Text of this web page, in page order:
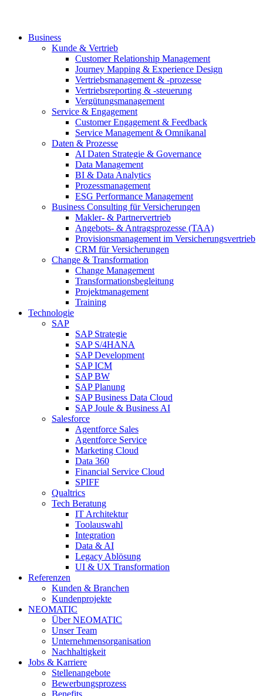
Business
Kunde & Vertrieb
Customer Relationship Management
Journey Mapping & Experience Design
Vertriebsmanagement & -prozesse
Vertriebsreporting & -steuerung
Vergütungsmanagement
Service & Engagement
Customer Engagement & Feedback
Service Management & Omnikanal
Daten & Prozesse
AI Daten Strategie & Governance
Data Management
BI & Data Analytics
Prozessmanagement
ESG Performance Management
Business Consulting für Versicherungen
Makler- & Partnervertrieb
Angebots- & Antragsprozesse (TAA)
Provisionsmanagement im Versicherungsvertrieb
CRM für Versicherungen
Change & Transformation
Change Management
Transformationsbegleitung
Projektmanagement
Training
Technologie
SAP
SAP Strategie
SAP S/4HANA
SAP Development
SAP ICM
SAP BW
SAP Planung
SAP Business Data Cloud
SAP Joule & Business AI
Salesforce
Agentforce Sales
Agentforce Service
Marketing Cloud
Data 360
Financial Service Cloud
SPIFF
Qualtrics
Tech Beratung
IT Architektur
Toolauswahl
Integration
Data & AI
Legacy Ablösung
UI & UX Transformation
Referenzen
Kunden & Branchen
Kundenprojekte
NEOMATIC
Über NEOMATIC
Unser Team
Unternehmensorganisation
Nachhaltigkeit
Jobs & Karriere
Stellenangebote
Bewerbungsprozess
Benefits